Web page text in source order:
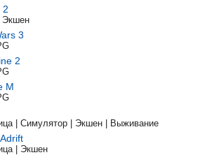
2
Экшен
3
2
M
| Симулятор | Экшен | Выживание
| Экшен